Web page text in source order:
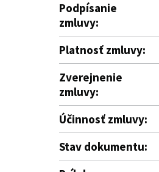
Podpísanie
zmluvy:
Platnosť zmluvy:
Zverejnenie
zmluvy:
Účinnosť zmluvy:
Stav dokumentu: